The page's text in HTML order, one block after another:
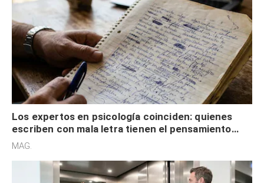
Los expertos en psicología coinciden: quienes
escriben con mala letra tienen el pensamiento
acelerado y no lo hacen por desinterés
MAG.